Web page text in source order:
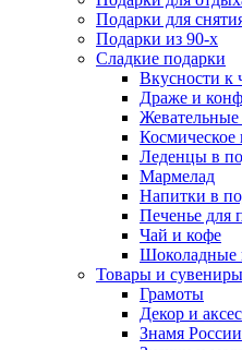
Подарки для
Подарки из 90-х
Сладкие подарки
Вкусности к
Драже и
Жевательные
Космическое
Леденцы в
Мармелад
Напитки в
Печенье для
Чай и кофе
Шоколадные
Товары и
Грамоты
Декор и
Знамя России